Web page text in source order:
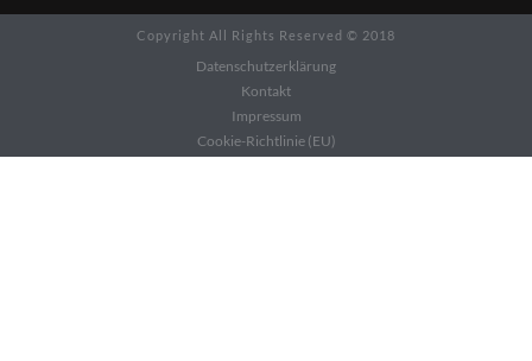
Copyright All Rights Reserved © 2018
Datenschutzerklärung
Kontakt
Impressum
Cookie-Richtlinie (EU)